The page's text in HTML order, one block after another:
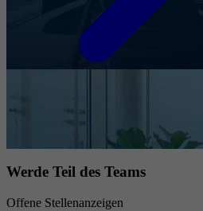
Werde Teil des Teams
Offene Stellenanzeigen